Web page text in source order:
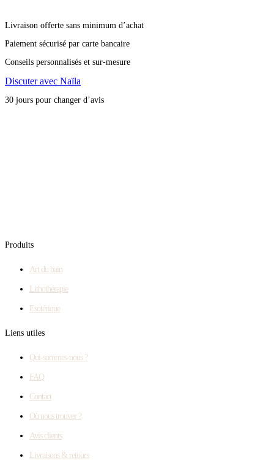
Livraison offerte sans minimum d’achat
Paiement sécurisé par carte bancaire
Conseils personnalisés et sur-mesure
Discuter avec Naïla
30 jours pour changer d’avis
Produits
Art du bain
Lithothérapie
Esotérique
Liens utiles
Qui-sommes-nous ?
FAQ
Contact
Où nous trouver ?
Avis clients
Livraisons & retours